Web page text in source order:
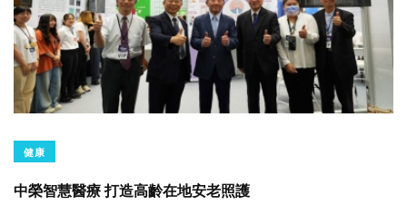
健康
中榮智慧醫療 打造高齡在地安老照護